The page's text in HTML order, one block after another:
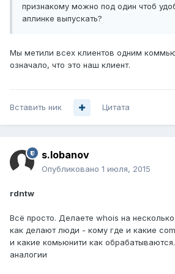
признакому можно под один чтоб
аплинке выпускать?
Мы метили всех клиентов одним
означало, что это наш клиент.
Вставить ник Цитата
s.lobanov
Опубликовано 1 июля, 2015
rdntw
Всё просто. Делаете whois на несколько
как делают люди - кому где и какие
и какие комьюнити как
аналогии